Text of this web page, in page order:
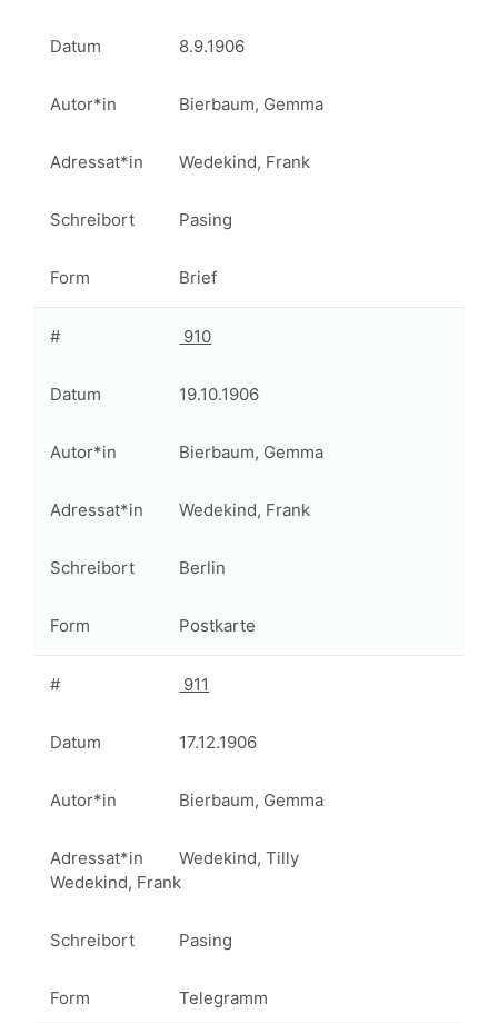
Datum 8.9.1906
Autor*in Bierbaum, Gemma
Adressat*in Wedekind, Frank
Schreibort Pasing
Form Brief
# 910
Datum 19.10.1906
Autor*in Bierbaum, Gemma
Adressat*in Wedekind, Frank
Schreibort Berlin
Form Postkarte
# 911
Datum 17.12.1906
Autor*in Bierbaum, Gemma
Adressat*in
Wedekind, Tilly
Wedekind, Frank
Schreibort Pasing
Form Telegramm